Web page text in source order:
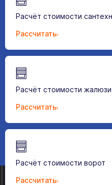
Расчёт стоимости
Рассчитать
Расчёт стоимости жалюзи
Рассчитать
Расчёт стоимости ворот
Рассчитать